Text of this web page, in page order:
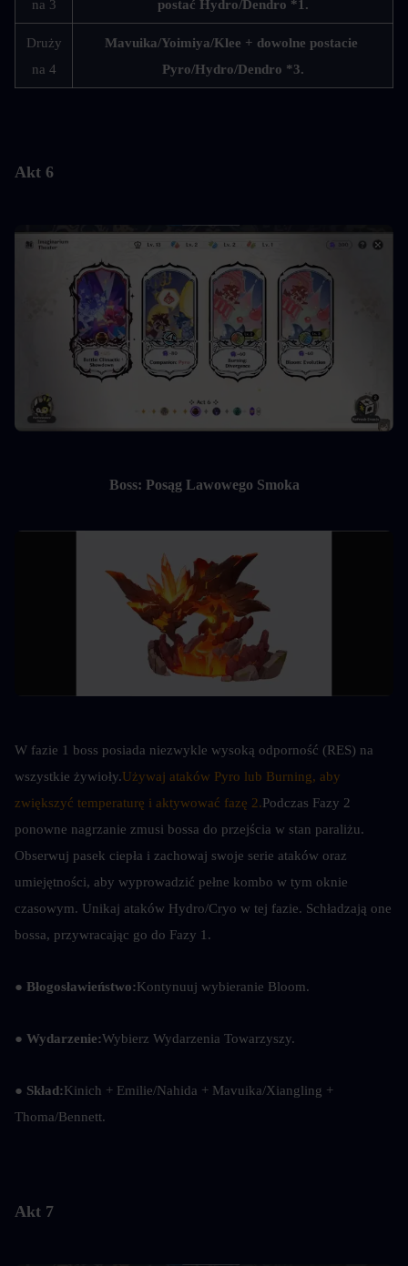
na 3
postać Hydro/Dendro *1.
Druży
na 4
Mavuika/Yoimiya/Klee + dowolne postacie
Pyro/Hydro/Dendro *3.
Akt 6
Boss: Posąg Lawowego Smoka
W fazie 1 boss posiada niezwykle wysoką odporność (RES) na
wszystkie żywioły.Używaj ataków Pyro lub Burning, aby
zwiększyć temperaturę i aktywować fazę 2.Podczas Fazy 2
ponowne nagrzanie zmusi bossa do przejścia w stan paraliżu.
Obserwuj pasek ciepła i zachowaj swoje serie ataków oraz
umiejętności, aby wyprowadzić pełne kombo w tym oknie
czasowym. Unikaj ataków Hydro/Cryo w tej fazie. Schładzają one
bossa, przywracając go do Fazy 1.
● Błogosławieństwo:Kontynuuj wybieranie Bloom.
● Wydarzenie:Wybierz Wydarzenia Towarzyszy.
● Skład:Kinich + Emilie/Nahida + Mavuika/Xiangling +
Thoma/Bennett.
Akt 7